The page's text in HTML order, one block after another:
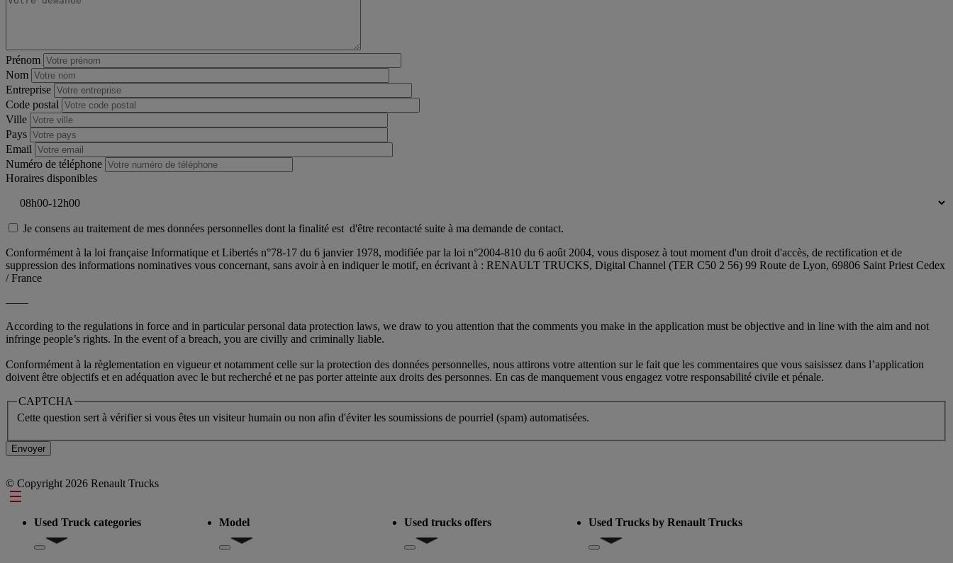
Prénom
Nom
Entreprise
Code postal
Ville
Pays
Email
Numéro de téléphone
Horaires disponibles
Je consens au traitement de mes données personnelles dont la finalité est d'être recontacté suite à ma demande de contact.
Conformément à la loi française Informatique et Libertés n°78-17 du 6 janvier 1978, modifiée par la loi n°2004-810 du 6 août 2004, vous disposez à tout moment d'un droit d'accès, de rectification et de
suppression des informations nominatives vous concernant, sans avoir à en indiquer le motif, en écrivant à : RENAULT TRUCKS, Digital Channel (TER C50 2 56) 99 Route de Lyon, 69806 Saint Priest Cedex
/ France
——
According to the regulations in force and in particular personal data protection laws, we draw to you attention that the comments you make in the application must be objective and in line with the aim and not
infringe people’s rights. In the event of a breach, you are civilly and criminally liable.
Conformément à la règlementation en vigueur et notamment celle sur la protection des données personnelles, nous attirons votre attention sur le fait que les commentaires que vous saisissez dans l’application
doivent être objectifs et en adéquation avec le but recherché et ne pas porter atteinte aux droits des personnes. En cas de manquement vous engagez votre responsabilité civile et pénale.
CAPTCHA
Cette question sert à vérifier si vous êtes un visiteur humain ou non afin d'éviter les soumissions de pourriel (spam) automatisées.
© Copyright 2026 Renault Trucks
Footer
Used Truck categories
Show submenu for Used Truck categories
Model
Show submenu for Model
Used trucks offers
Show submenu for Used trucks offers
Used Trucks by Renault Trucks
Show submenu for Used Trucks by Renault Trucks